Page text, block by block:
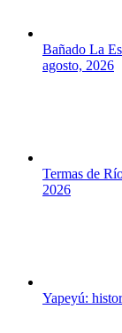
Bañado La
agosto, 2026
Termas de
2026
Yapeyú: